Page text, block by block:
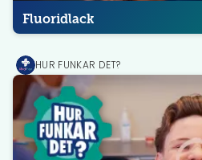
Fluoridlack
MediPrep
HUR FUNKAR DET?